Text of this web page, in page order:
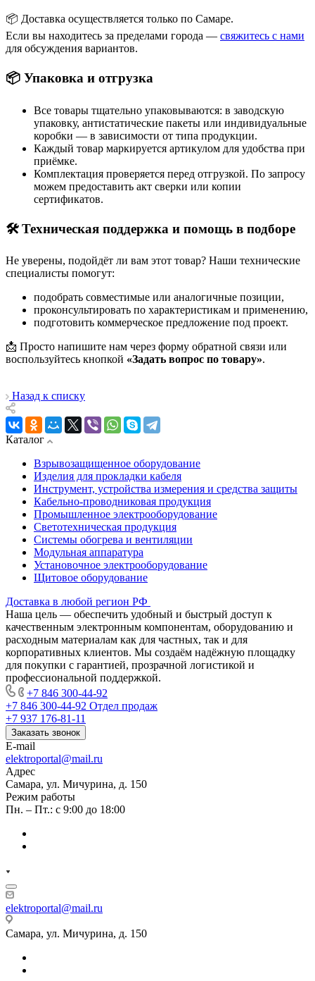
📦 Доставка осуществляется только по Самаре.
Если вы находитесь за пределами города — свяжитесь с нами
для обсуждения вариантов.
📦 Упаковка и отгрузка
Все товары тщательно упаковываются: в заводскую
упаковку, антистатические пакеты или индивидуальные
коробки — в зависимости от типа продукции.
Каждый товар маркируется артикулом для удобства при
приёмке.
Комплектация проверяется перед отгрузкой. По запросу
можем предоставить акт сверки или копии
сертификатов.
🛠 Техническая поддержка и помощь в подборе
Не уверены, подойдёт ли вам этот товар? Наши технические
специалисты помогут:
подобрать совместимые или аналогичные позиции,
проконсультировать по характеристикам и применению,
подготовить коммерческое предложение под проект.
📩 Просто напишите нам через форму обратной связи или
воспользуйтесь кнопкой «Задать вопрос по товару».
Назад к списку
Каталог
Взрывозащищенное оборудование
Изделия для прокладки кабеля
Инструмент, устройства измерения и средства защиты
Кабельно-проводниковая продукция
Промышленное электрооборудование
Светотехническая продукция
Системы обогрева и вентиляции
Модульная аппаратура
Установочное электрооборудование
Щитовое оборудование
Доставка в любой регион РФ
Наша цель — обеспечить удобный и быстрый доступ к
качественным электронным компонентам, оборудованию и
расходным материалам как для частных, так и для
корпоративных клиентов. Мы создаём надёжную площадку
для покупки с гарантией, прозрачной логистикой и
профессиональной поддержкой.
+7 846 300-44-92
+7 846 300-44-92 Отдел продаж
+7 937 176-81-11
Заказать звонок
E-mail
elektroportal@mail.ru
Адрес
Самара, ул. Мичурина, д. 150
Режим работы
Пн. – Пт.: с 9:00 до 18:00
elektroportal@mail.ru
Самара, ул. Мичурина, д. 150